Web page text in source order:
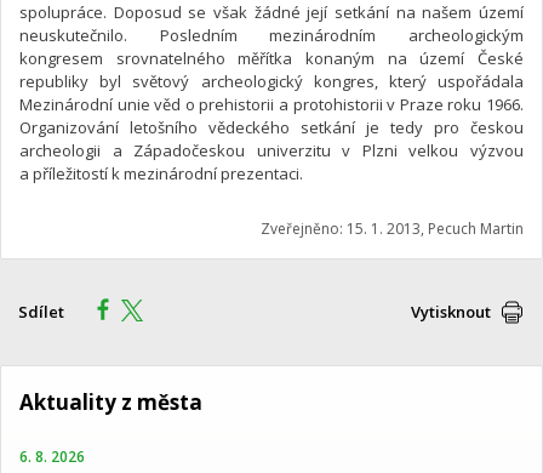
spolupráce. Doposud se však žádné její setkání na našem území
neuskutečnilo. Posledním mezinárodním archeologickým
kongresem srovnatelného měřítka konaným na území České
republiky byl světový archeologický kongres, který uspořádala
Mezinárodní unie věd o prehistorii a protohistorii v Praze roku 1966.
Organizování letošního vědeckého setkání je tedy pro českou
archeologii a Západočeskou univerzitu v Plzni velkou výzvou
a příležitostí k mezinárodní prezentaci.
Zveřejněno: 15. 1. 2013, Pecuch Martin
Sdílet Vytisknout
Aktuality z města
6. 8. 2026